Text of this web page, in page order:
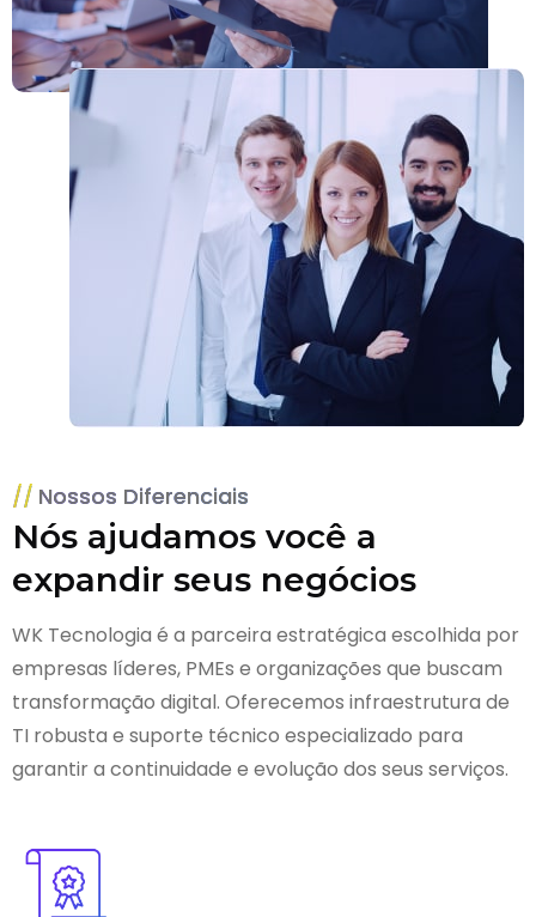
Nossos Diferenciais
Nós ajudamos você a
expandir seus negócios
WK Tecnologia é a parceira estratégica escolhida por
empresas líderes, PMEs e organizações que buscam
transformação digital. Oferecemos infraestrutura de
TI robusta e suporte técnico especializado para
garantir a continuidade e evolução dos seus serviços.